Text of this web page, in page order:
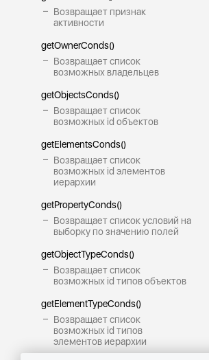
Возвращает признак
активности
getOwnerConds()
Возвращает список
возможных владельцев
getObjectsConds()
Возвращает список
возможных id объектов
getElementsConds()
Возвращает список
возможных id элементов
иерархии
getPropertyConds()
Возвращает список условий на
выборку по значению полей
getObjectTypeConds()
Возвращает список
возможных id типов объектов
getElementTypeConds()
Возвращает список
возможных id типов
элементов иерархии